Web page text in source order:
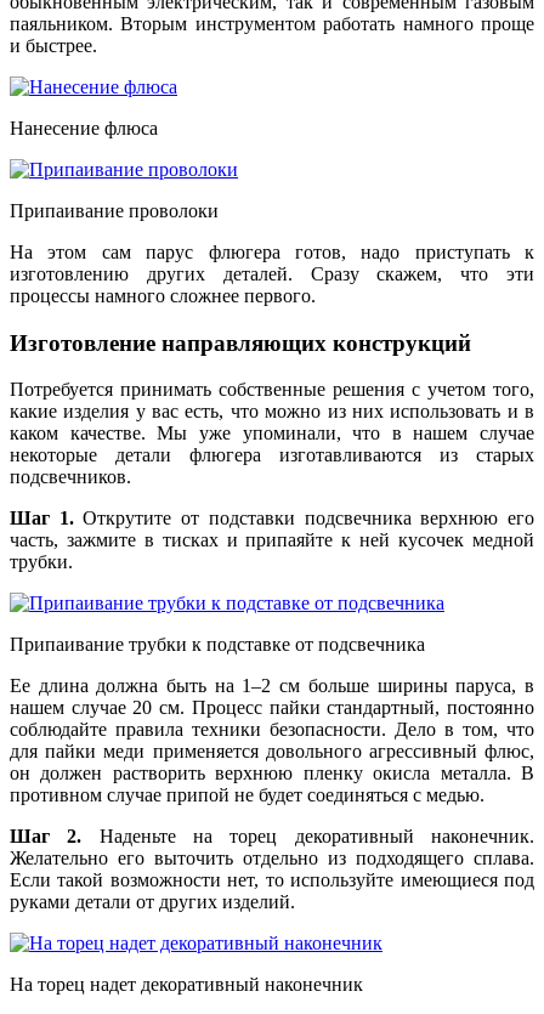
паяльником. Вторым инструментом работать намного проще
и быстрее.
Нанесение флюса
Припаивание проволоки
На этом сам парус флюгера готов, надо приступать к
изготовлению других деталей. Сразу скажем, что эти
процессы намного сложнее первого.
Изготовление направляющих конструкций
Потребуется принимать собственные решения с учетом того,
какие изделия у вас есть, что можно из них использовать и в
каком качестве. Мы уже упоминали, что в нашем случае
некоторые детали флюгера изготавливаются из старых
подсвечников.
Шаг 1.Открутите от подставки подсвечника верхнюю его
часть, зажмите в тисках и припаяйте к ней кусочек медной
трубки.
Припаивание трубки к подставке от подсвечника
Ее длина должна быть на 1–2 см больше ширины паруса, в
нашем случае 20 см. Процесс пайки стандартный, постоянно
соблюдайте правила техники безопасности. Дело в том, что
для пайки меди применяется довольного агрессивный флюс,
он должен растворить верхнюю пленку окисла металла. В
противном случае припой не будет соединяться с медью.
Шаг 2. Наденьте на торец декоративный наконечник.
Желательно его выточить отдельно из подходящего сплава.
Если такой возможности нет, то используйте имеющиеся под
руками детали от других изделий.
На торец надет декоративный наконечник